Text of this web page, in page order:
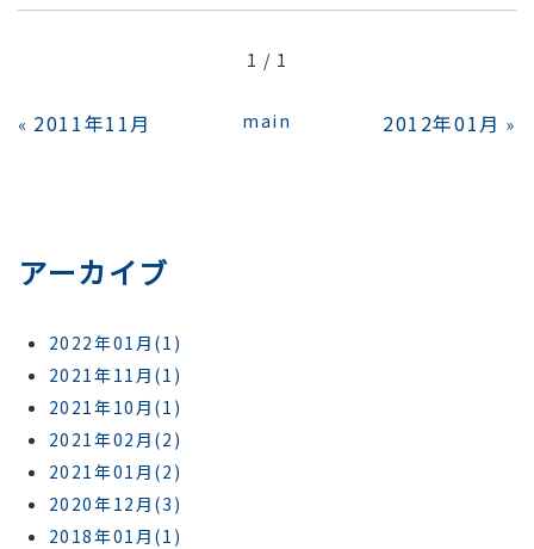
1 / 1
« 2011年11月 main 2012年01月 »
アーカイブ
2022年01月(1)
2021年11月(1)
2021年10月(1)
2021年02月(2)
2021年01月(2)
2020年12月(3)
2018年01月(1)